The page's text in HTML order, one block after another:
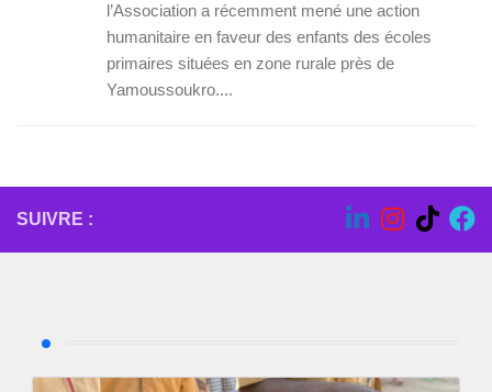
l’Association a récemment mené une action
humanitaire en faveur des enfants des écoles
primaires situées en zone rurale près de
Yamoussoukro....
SUIVRE :